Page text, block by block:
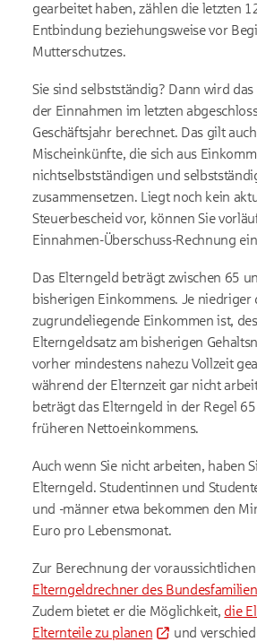
gearbeitet haben, zählen die letzten
Entbindung beziehungsweise vor
Mutterschutzes.
Sie sind selbstständig? Dann wird
der Einnahmen im letzten
Geschäftsjahr berechnet. Das gilt
Mischeinkünfte, die sich aus
nichtselbstständigen und
zusammensetzen. Liegt noch kein
Steuerbescheid vor, können Sie
Einnahmen-Überschuss-Rechnung
Das Elterngeld beträgt zwischen 65
bisherigen Einkommens. Je niedriger
zugrundeliegende Einkommen ist,
Elterngeldsatz am bisherigen
vorher mindestens nahezu Vollzeit
während der Elternzeit gar nicht
beträgt das Elterngeld in der Regel
früheren Nettoeinkommens.
Auch wenn Sie nicht arbeiten, haben
Elterngeld. Studentinnen und
und -männer etwa bekommen den
Euro pro Lebensmonat.
Zur Berechnung der
Elterngeldrechner des
Zudem bietet er die Möglichkeit, die
Elternteile zu planen
und